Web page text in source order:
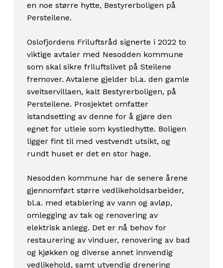
en noe større hytte, Bestyrerboligen på
Persteilene.
Oslofjordens Friluftsråd signerte i 2022 to
viktige avtaler med Nesodden kommune
som skal sikre friluftslivet på Steilene
fremover. Avtalene gjelder bl.a. den gamle
sveitservillaen, kalt Bestyrerboligen, på
Persteilene. Prosjektet omfatter
istandsetting av denne for å gjøre den
egnet for utleie som kystledhytte. Boligen
ligger fint til med vestvendt utsikt, og
rundt huset er det en stor hage.
Nesodden kommune har de senere årene
gjennomført større vedlikeholdsarbeider,
bl.a. med etablering av vann og avløp,
omlegging av tak og renovering av
elektrisk anlegg. Det er nå behov for
restaurering av vinduer, renovering av bad
og kjøkken og diverse annet innvendig
vedlikehold, samt utvendig drenering